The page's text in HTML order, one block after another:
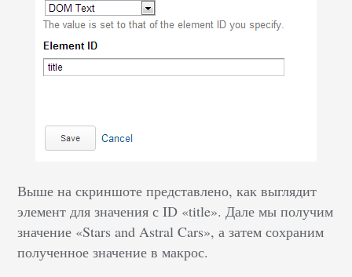
Выше на скриншоте представлено, как выглядит
элемент для значения с ID «title». Дале мы получим
значение «Stars and Astral Cars», а затем сохраним
полученное значение в макрос.